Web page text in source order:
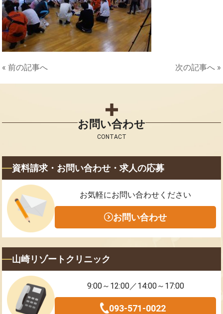
« 前の記事へ 次の記事へ »
お問い合わせ
CONTACT
資料請求・お問い合わせ・求人の応募
お気軽にお問い合わせください
お問い合わせ
山崎リゾートクリニック
9:00～12:00／14:00～17:00
093-571-0022